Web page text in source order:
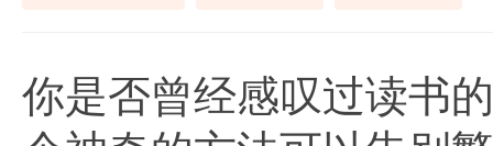
你是否曾经感叹过读书